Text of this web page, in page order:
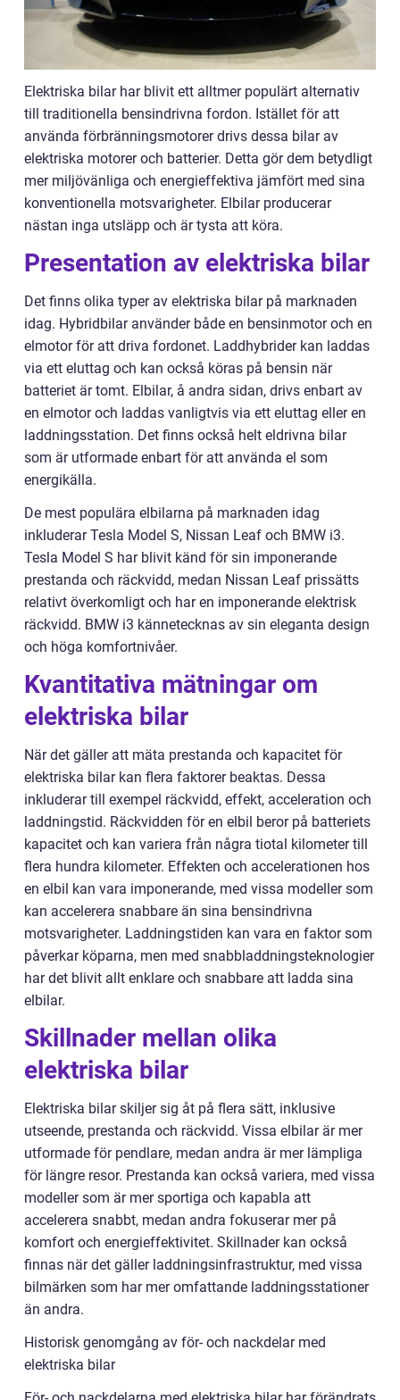
Elektriska bilar har blivit ett alltmer populärt alternativ
till traditionella bensindrivna fordon. Istället för att
använda förbränningsmotorer drivs dessa bilar av
elektriska motorer och batterier. Detta gör dem betydligt
mer miljövänliga och energieffektiva jämfört med sina
konventionella motsvarigheter. Elbilar producerar
nästan inga utsläpp och är tysta att köra.
Presentation av elektriska bilar
Det finns olika typer av elektriska bilar på marknaden
idag. Hybridbilar använder både en bensinmotor och en
elmotor för att driva fordonet. Laddhybrider kan laddas
via ett eluttag och kan också köras på bensin när
batteriet är tomt. Elbilar, å andra sidan, drivs enbart av
en elmotor och laddas vanligtvis via ett eluttag eller en
laddningsstation. Det finns också helt eldrivna bilar
som är utformade enbart för att använda el som
energikälla.
De mest populära elbilarna på marknaden idag
inkluderar Tesla Model S, Nissan Leaf och BMW i3.
Tesla Model S har blivit känd för sin imponerande
prestanda och räckvidd, medan Nissan Leaf prissätts
relativt överkomligt och har en imponerande elektrisk
räckvidd. BMW i3 kännetecknas av sin eleganta design
och höga komfortnivåer.
Kvantitativa mätningar om
elektriska bilar
När det gäller att mäta prestanda och kapacitet för
elektriska bilar kan flera faktorer beaktas. Dessa
inkluderar till exempel räckvidd, effekt, acceleration och
laddningstid. Räckvidden för en elbil beror på batteriets
kapacitet och kan variera från några tiotal kilometer till
flera hundra kilometer. Effekten och accelerationen hos
en elbil kan vara imponerande, med vissa modeller som
kan accelerera snabbare än sina bensindrivna
motsvarigheter. Laddningstiden kan vara en faktor som
påverkar köparna, men med snabbladdningsteknologier
har det blivit allt enklare och snabbare att ladda sina
elbilar.
Skillnader mellan olika
elektriska bilar
Elektriska bilar skiljer sig åt på flera sätt, inklusive
utseende, prestanda och räckvidd. Vissa elbilar är mer
utformade för pendlare, medan andra är mer lämpliga
för längre resor. Prestanda kan också variera, med vissa
modeller som är mer sportiga och kapabla att
accelerera snabbt, medan andra fokuserar mer på
komfort och energieffektivitet. Skillnader kan också
finnas när det gäller laddningsinfrastruktur, med vissa
bilmärken som har mer omfattande laddningsstationer
än andra.
Historisk genomgång av för- och nackdelar med
elektriska bilar